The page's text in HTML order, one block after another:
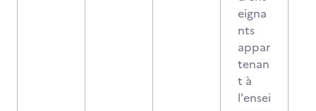
eigna
nts
appar
tenan
t à
l'ensei